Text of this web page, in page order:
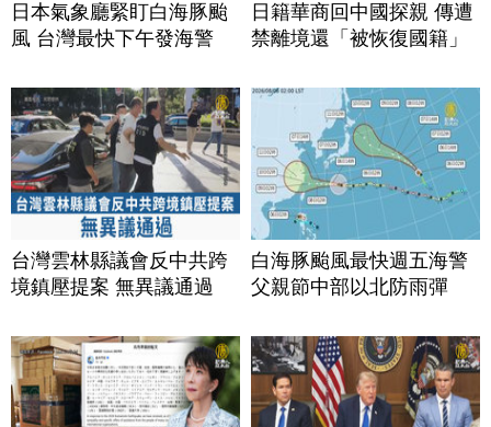
日本氣象廳緊盯白海豚颱
風 台灣最快下午發海警
日籍華商回中國探親 傳遭
禁離境還「被恢復國籍」
台灣雲林縣議會反中共跨
境鎮壓提案 無異議通過
白海豚颱風最快週五海警
父親節中部以北防雨彈